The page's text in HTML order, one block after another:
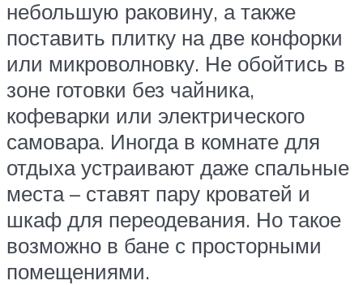
небольшую раковину, а также
поставить плитку на две конфорки
или микроволновку. Не обойтись в
зоне готовки без чайника,
кофеварки или электрического
самовара. Иногда в комнате для
отдыха устраивают даже спальные
места – ставят пару кроватей и
шкаф для переодевания. Но такое
возможно в бане с просторными
помещениями.